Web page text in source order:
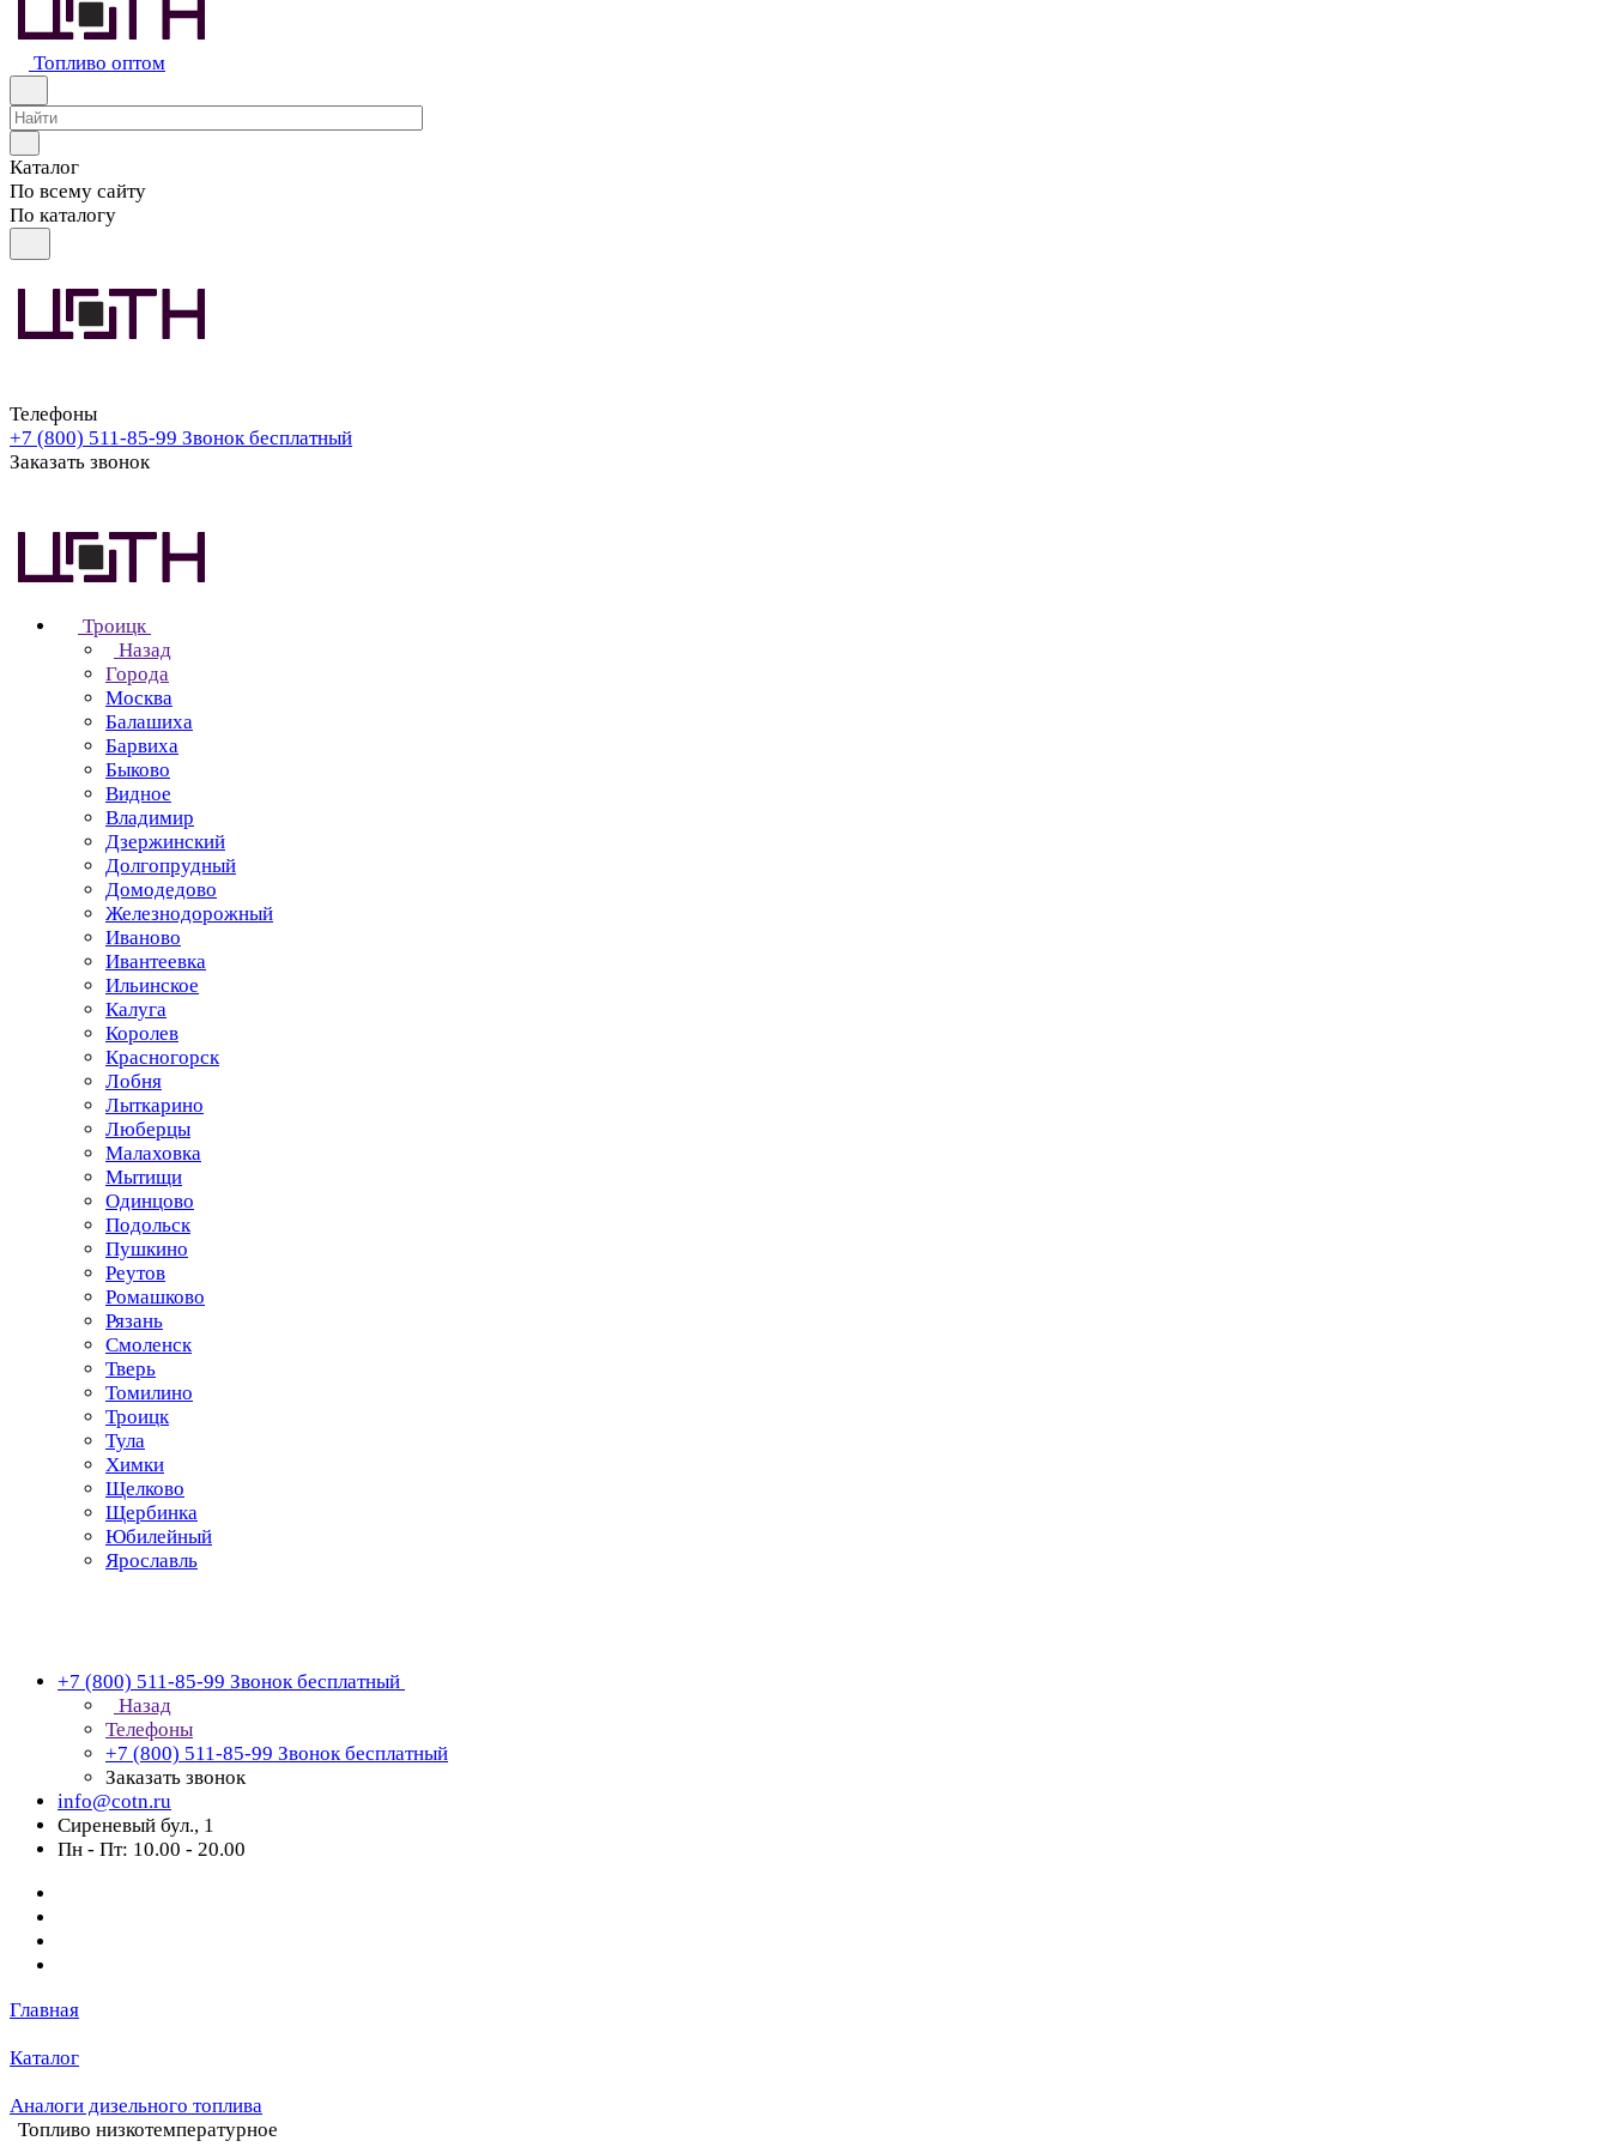
Топливо оптом
Каталог
По всему сайту
По каталогу
Телефоны
+7 (800) 511-85-99 Звонок бесплатный
Заказать звонок
Троицк
Назад
Города
Москва
Балашиха
Барвиха
Быково
Видное
Владимир
Дзержинский
Долгопрудный
Домодедово
Железнодорожный
Иваново
Ивантеевка
Ильинское
Калуга
Королев
Красногорск
Лобня
Лыткарино
Люберцы
Малаховка
Мытищи
Одинцово
Подольск
Пушкино
Реутов
Ромашково
Рязань
Смоленск
Тверь
Томилино
Троицк
Тула
Химки
Щелково
Щербинка
Юбилейный
Ярославль
+7 (800) 511-85-99 Звонок бесплатный
Назад
Телефоны
+7 (800) 511-85-99 Звонок бесплатный
Заказать звонок
info@cotn.ru
Сиреневый бул., 1
Пн - Пт: 10.00 - 20.00
Главная
Каталог
Аналоги дизельного топлива
Топливо низкотемпературное